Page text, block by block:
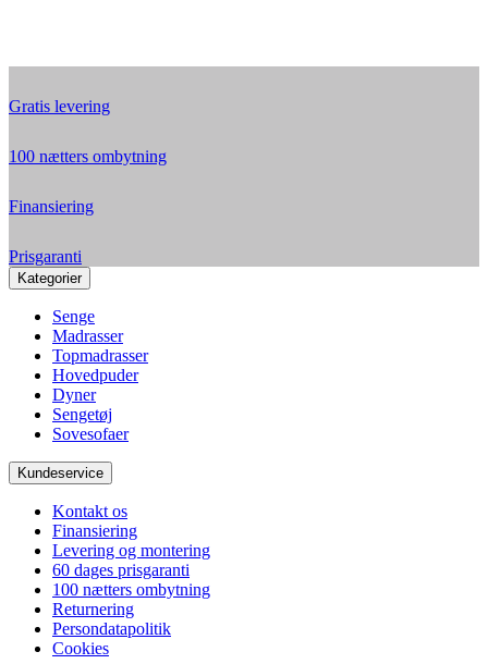
Gratis levering
100 nætters ombytning
Finansiering
Prisgaranti
Kategorier
Senge
Madrasser
Topmadrasser
Hovedpuder
Dyner
Sengetøj
Sovesofaer
Kundeservice
Kontakt os
Finansiering
Levering og montering
60 dages prisgaranti
100 nætters ombytning
Returnering
Persondatapolitik
Cookies